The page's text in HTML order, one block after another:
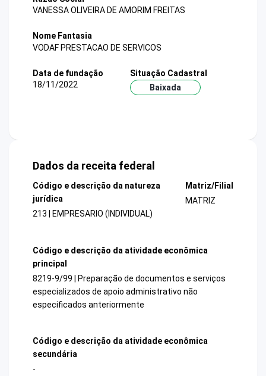
VANESSA OLIVEIRA DE AMORIM FREITAS
Nome Fantasia
VODAF PRESTACAO DE SERVICOS
Data de fundação
18/11/2022
Situação Cadastral
Baixada
Dados da receita federal
Código e descrição da natureza
jurídica
213 | EMPRESARIO (INDIVIDUAL)
Matriz/Filial
MATRIZ
Código e descrição da atividade econômica
principal
8219-9/99 | Preparação de documentos e serviços
especializados de apoio administrativo não
especificados anteriormente
Código e descrição da atividade econômica
secundária
-